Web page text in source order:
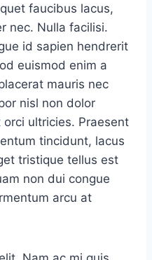
faucibus lacus,
nec. Nulla facilisi.
id sapien hendrerit
euismod enim a
mauris nec
nisl non dolor
ultricies. Praesent
tincidunt, lacus
tristique tellus est
non dui congue
arcu at